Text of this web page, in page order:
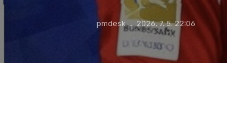
262억 난
pmdesk 2026. 7. 5. 22:06